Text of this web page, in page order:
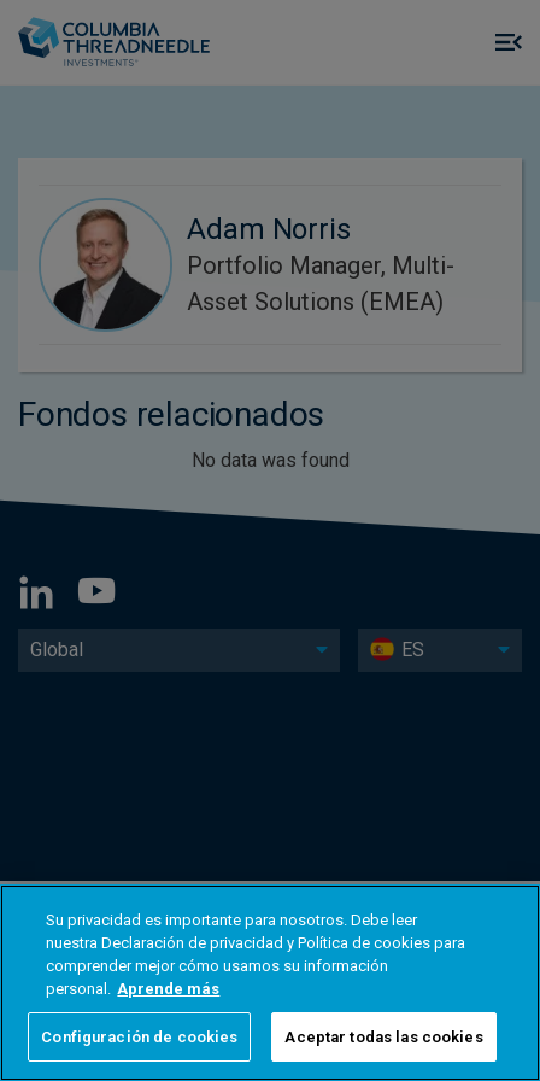
Adam Norris
Portfolio Manager, Multi-
Asset Solutions (EMEA)
Fondos relacionados
No data was found
Global ES
Su privacidad es importante para nosotros. Debe leer
nuestra Declaración de privacidad y Política de cookies para
comprender mejor cómo usamos su información
personal. Aprende más
Configuración de cookies Aceptar todas las cookies